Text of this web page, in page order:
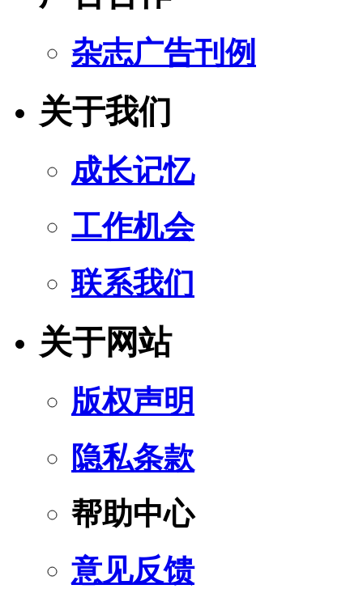
杂志广告刊例
关于我们
成长记忆
工作机会
联系我们
关于网站
版权声明
隐私条款
帮助中心
意见反馈